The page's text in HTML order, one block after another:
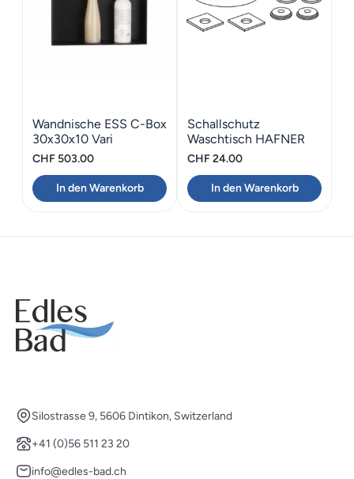
Wandnische ESS C-Box
30x30x10 Vari
CHF 503.00
In den Warenkorb
Schallschutz
Waschtisch HAFNER
Gummiband 80
CHF24.00
In den Warenkorb
Silostrasse 9, 5606 Dintikon, Switzerland
+41 (0)56 511 23 20
info@edles-bad.ch